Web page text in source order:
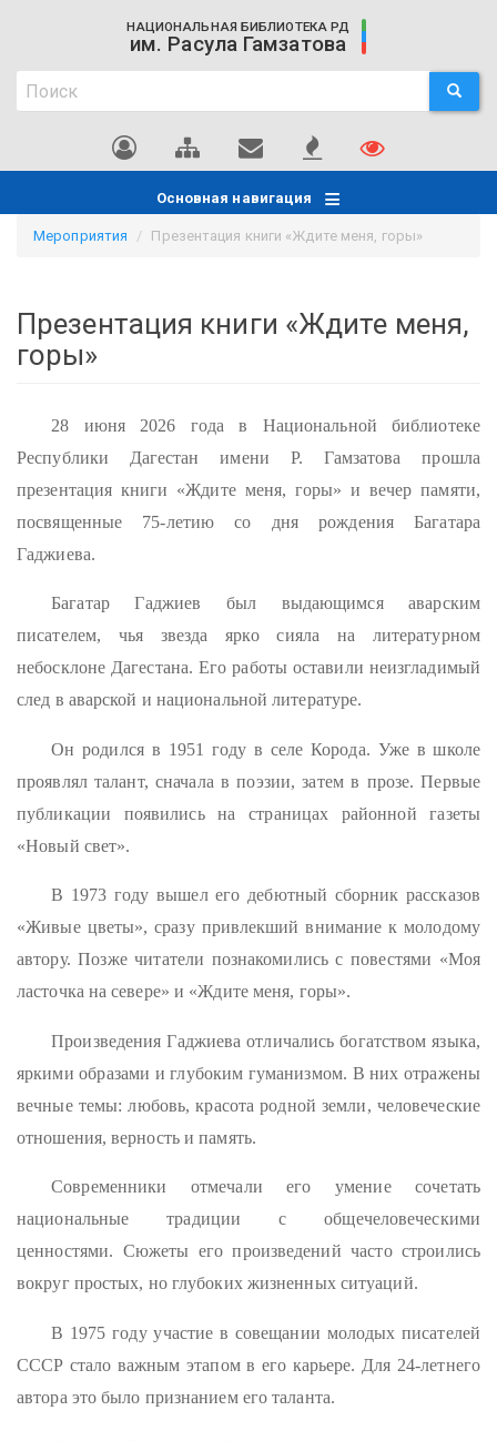
содержанию
НАЦИОНАЛЬНАЯ БИБЛИОТЕКА РД
им. Расула Гамзатова
Поиск
Поиск ПОИСК
Основная навигация
Мероприятия Презентация книги «Ждите меня, горы»
Презентация книги «Ждите меня,
горы»
28 июня 2026 года в Национальной библиотеке
Республики Дагестан имени Р. Гамзатова прошла
презентация книги «Ждите меня, горы» и вечер памяти,
посвященные 75-летию со дня рождения Багатара
Гаджиева.
Багатар Гаджиев был выдающимся аварским
писателем, чья звезда ярко сияла на литературном
небосклоне Дагестана. Его работы оставили неизгладимый
след в аварской и национальной литературе.
Он родился в 1951 году в селе Корода. Уже в школе
проявлял талант, сначала в поэзии, затем в прозе. Первые
публикации появились на страницах районной газеты
«Новый свет».
В 1973 году вышел его дебютный сборник рассказов
«Живые цветы», сразу привлекший внимание к молодому
автору. Позже читатели познакомились с повестями «Моя
ласточка на севере» и «Ждите меня, горы».
Произведения Гаджиева отличались богатством языка,
яркими образами и глубоким гуманизмом. В них отражены
вечные темы: любовь, красота родной земли, человеческие
отношения, верность и память.
Современники отмечали его умение сочетать
национальные традиции с общечеловеческими
ценностями. Сюжеты его произведений часто строились
вокруг простых, но глубоких жизненных ситуаций.
В 1975 году участие в совещании молодых писателей
СССР стало важным этапом в его карьере. Для 24-летнего
автора это было признанием его таланта.